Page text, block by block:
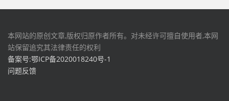
本网站的原创文章,版权归原作者所有。对未经许可擅自使用者,本网
站保留追究其法律责任的权利
备案号:鄂ICP备2020018240号-1
问题反馈